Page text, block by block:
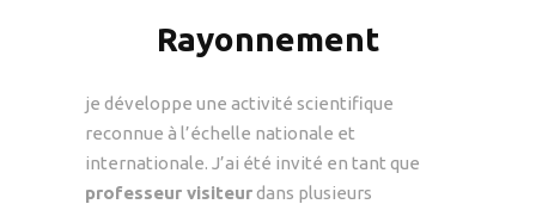
Rayonnement
je développe une activité scientifique
reconnue à l’échelle nationale et
internationale. J’ai été invité en tant que
professeur visiteurdans plusieurs